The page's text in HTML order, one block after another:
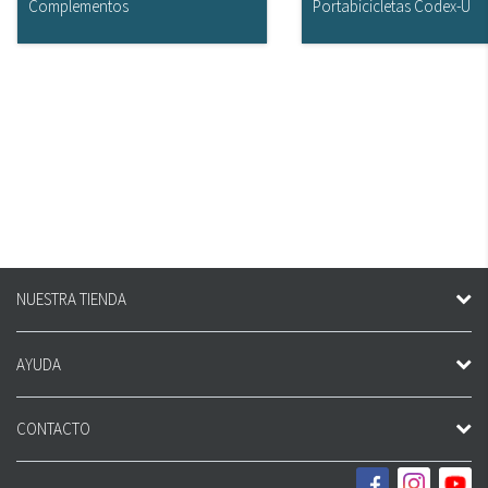
Complementos Portabicicletas Codex-U
NUESTRA TIENDA
AYUDA
CONTACTO